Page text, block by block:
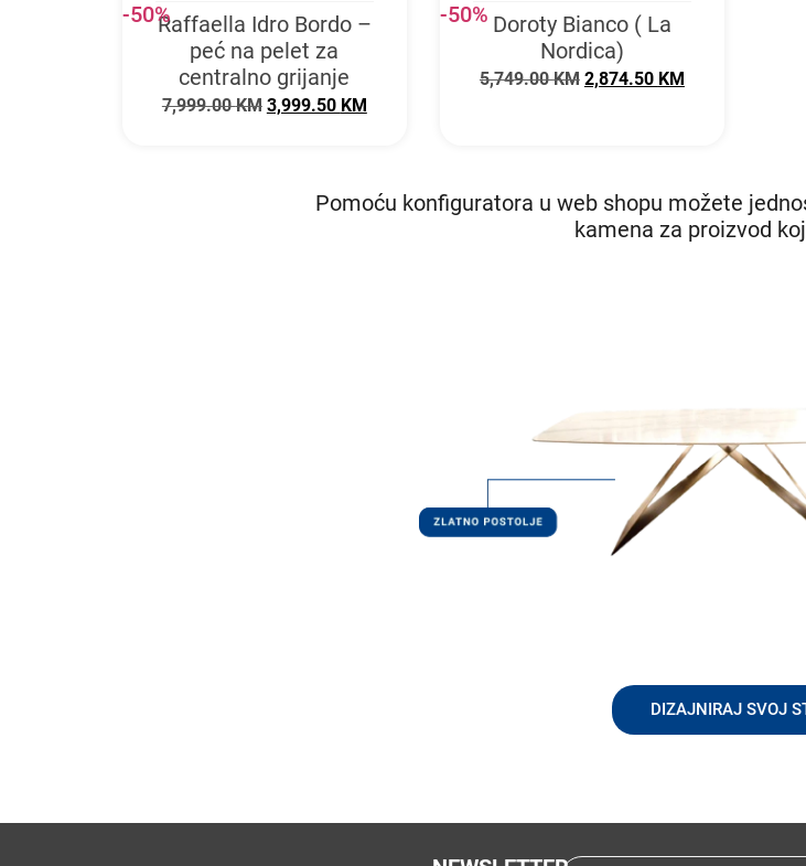
-50%Raffaella Idro Bordo –
peć na pelet za
centralno grijanje
7,999.00KM 3,999.50 KM
-50% Doroty Bianco ( La
Nordica)
5,749.00KM 2,874.50 KM
Pomoću konfiguratora u web shopu možete
kamena za proizvod
DIZAJNIRAJ SVOJ